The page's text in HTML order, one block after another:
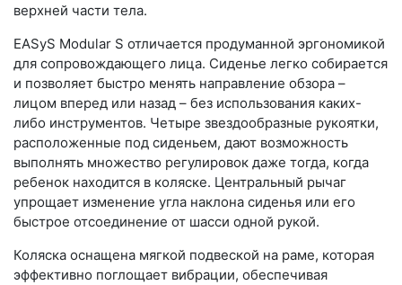
верхней части тела.
EASyS Modular S отличается продуманной эргономикой
для сопровождающего лица. Сиденье легко собирается
и позволяет быстро менять направление обзора –
лицом вперед или назад – без использования каких-
либо инструментов. Четыре звездообразные рукоятки,
расположенные под сиденьем, дают возможность
выполнять множество регулировок даже тогда, когда
ребенок находится в коляске. Центральный рычаг
упрощает изменение угла наклона сиденья или его
быстрое отсоединение от шасси одной рукой.
Коляска оснащена мягкой подвеской на раме, которая
эффективно поглощает вибрации, обеспечивая